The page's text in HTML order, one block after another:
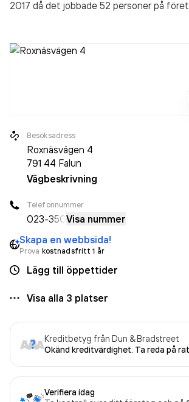
2017 då det jobbade 52 personer på
räkenskapsåret (2018).
Besöksadress
Roxnäsvägen 4
791 44 Falun
Vägbeskrivning
Telefonnummer
023-350Visa nummer
Skapa en webbsida!
Prova kostnadsfritt 1 år
Lägg till öppettider
Visa alla 3 platser
Kreditbetyg från Dun & Bradstreet
Okänd kreditvärdighet. Ta reda på
Verifiera idag